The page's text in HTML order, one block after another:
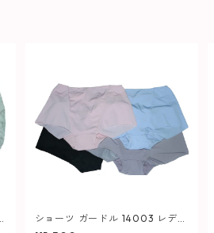
ショーツ ガードル 14003 レディ
ース